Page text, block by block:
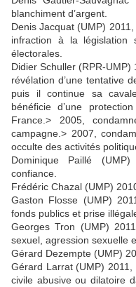
blanchiment d’argent.
Denis Jacquat (UMP)
infraction à la législation
électorales.
Didier Schuller (RPR-UMP)
révélation d’une tentative
puis il continue sa
bénéficie d’une
France.> 2005,
campagne.> 2007,
occulte des activités
Dominique Paillé
confiance.
Frédéric Chazal (UMP)
Gaston Flosse (UMP)
fonds publics et prise
Georges Tron (UMP)
sexuel, agression sexuelle
Gérard Dezempte (UMP)
Gérard Larrat (UMP)
civile abusive ou dilatoire